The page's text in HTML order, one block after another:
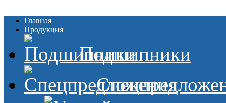
Главная
Продукция
Подшипники